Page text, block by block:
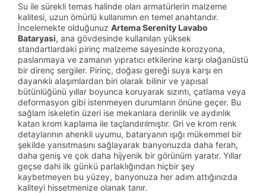
Su ile sürekli temas halinde olan armatürlerin malzeme
kalitesi, uzun ömürlü kullanımın en temel anahtarıdır.
İncelemekte olduğunuz Artema Serenity Lavabo
Bataryasi, ana gövdesinde kullanılan yüksek
standartlardaki pirinç malzeme sayesinde korozyona,
paslanmaya ve zamanın yıpratıcı etkilerine karşı olağanüstü
bir direnç sergiler. Pirinç, doğası gereği suya karşı en
dayanıklı alaşımlardan biri olarak bilinir ve yapısal
bütünlüğünü yıllar boyunca koruyarak sızıntı, çatlama veya
deformasyon gibi istenmeyen durumların önüne geçer. Bu
sağlam iskeletin üzeri ise mekanlara derinlik ve aydınlık
katan krom kaplama ile taçlandırılmıştır. Gri ve krom renk
detaylarının ahenkli uyumu, bataryanın ışığı mükemmel bir
şekilde yansıtmasını sağlayarak banyonuzda daha ferah,
daha geniş ve çok daha hijyenik bir görünüm yaratır. Yıllar
geçse dahi ilk günkü parlaklığından hiçbir şey
kaybetmeyen bu yüzey, banyonuza her adım attığınızda
kaliteyi hissetmenize olanak tanır.